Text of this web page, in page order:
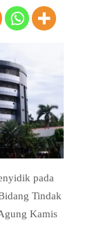
pada
Tindak
Kamis